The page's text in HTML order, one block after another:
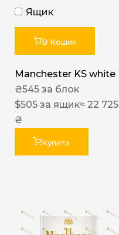
Ящик
В Кошик
Manchester KS white
₴545 за блок
$505 за ящик≈ 22 725
₴
Купити